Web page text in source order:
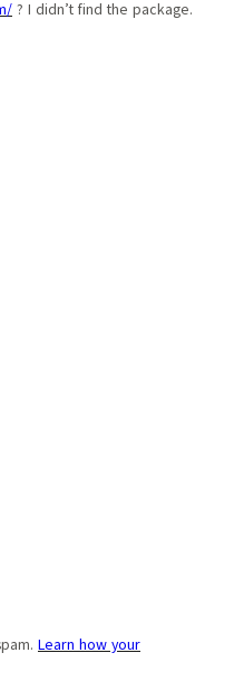
? I didn’t find the package.
Learn how your